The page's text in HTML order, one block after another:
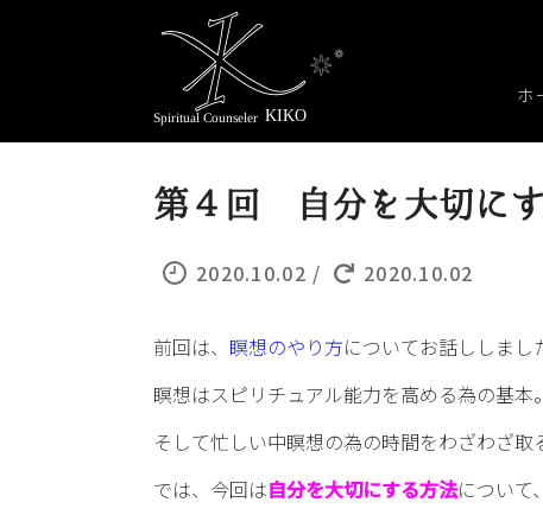
ホ
第４回 自分を大切に
2020.10.02 / 2020.10.02
前回は、 瞑想のやり方についてお話ししまし
瞑想はスピリチュアル能力を高める為の基本。
そして忙しい中瞑想の為の時間をわざわざ
では、今回は自分を大切にする方法について